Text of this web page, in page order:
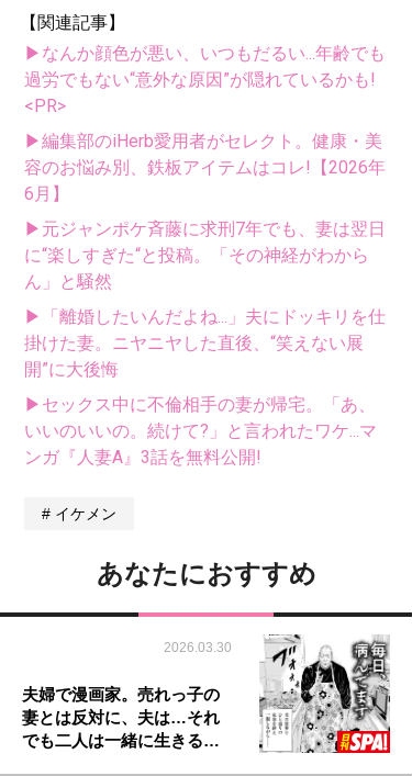
【関連記事】
▶なんか顔色が悪い、いつもだるい...年齢でも
過労でもない“意外な原因”が隠れているかも!
<PR>
▶編集部のiHerb愛用者がセレクト。健康・美
容のお悩み別、鉄板アイテムはコレ!【2026年
6月】
▶元ジャンポケ斉藤に求刑7年でも、妻は翌日
に“楽しすぎた“と投稿。「その神経がわから
ん」と騒然
▶「離婚したいんだよね...」夫にドッキリを仕
掛けた妻。ニヤニヤした直後、“笑えない展
開”に大後悔
▶セックス中に不倫相手の妻が帰宅。「あ、
いいのいいの。続けて?」と言われたワケ...マ
ンガ『人妻A』3話を無料公開!
イケメン
あなたにおすすめ
2026.03.30
夫婦で漫画家。売れっ子の
妻とは反対に、夫は…それ
でも二人は一緒に生きる…